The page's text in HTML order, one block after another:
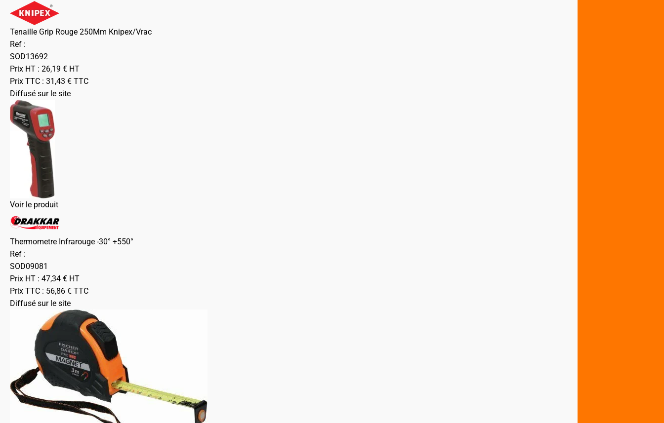
Tenaille Grip Rouge 250Mm Knipex/Vrac
Ref :
SOD13692
Prix HT : 26,19 € HT
Prix TTC : 31,43 € TTC
Diffusé sur le site
Voir le produit
Thermometre Infrarouge -30° +550°
Ref :
SOD09081
Prix HT : 47,34 € HT
Prix TTC : 56,86 € TTC
Diffusé sur le site